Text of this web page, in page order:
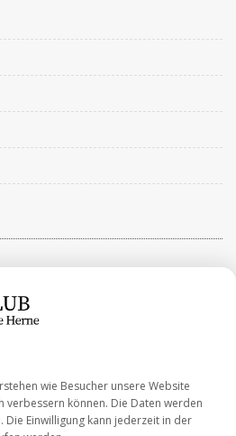
wie Besucher unsere Website
verbessern können. Die Daten werden
Einwilligung kann jederzeit in der